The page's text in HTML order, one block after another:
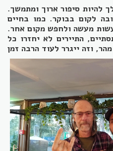
להיות סיפור ארוך ומתמשך.
לקום בבוקר. כמו בחיים
מעשה ולחפש מקום אחר.
התיירים לא יחזרו כל